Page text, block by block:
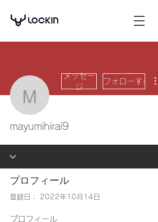
mayumihirai9
メッセー
ジ
フォローする
mayumihirai9
プロフィール
登録日： 2022年10月14日
プロフィール